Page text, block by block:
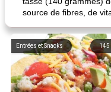
source de fibres, de
145
Entrées et Snacks